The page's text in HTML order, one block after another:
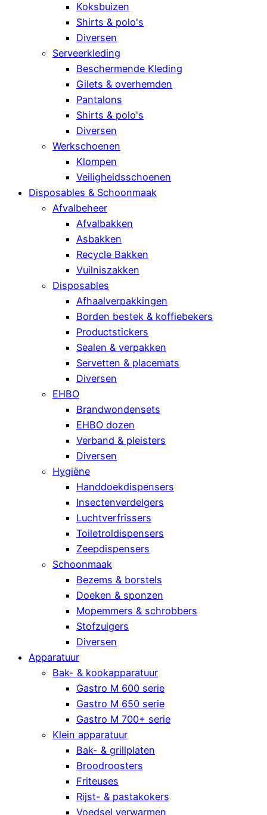
Koksbuizen
Shirts & polo's
Diversen
Serveerkleding
Beschermende Kleding
Gilets & overhemden
Pantalons
Shirts & polo's
Diversen
Werkschoenen
Klompen
Veiligheidsschoenen
Disposables & Schoonmaak
Afvalbeheer
Afvalbakken
Asbakken
Recycle Bakken
Vuilniszakken
Disposables
Afhaalverpakkingen
Borden bestek & koffiebekers
Productstickers
Sealen & verpakken
Servetten & placemats
Diversen
EHBO
Brandwondensets
EHBO dozen
Verband & pleisters
Diversen
Hygiëne
Handdoekdispensers
Insectenverdelgers
Luchtverfrissers
Toiletroldispensers
Zeepdispensers
Schoonmaak
Bezems & borstels
Doeken & sponzen
Mopemmers & schrobbers
Stofzuigers
Diversen
Apparatuur
Bak- & kookapparatuur
Gastro M 600 serie
Gastro M 650 serie
Gastro M 700+ serie
Klein apparatuur
Bak- & grillplaten
Broodroosters
Friteuses
Rijst- & pastakokers
Voedsel verwarmen